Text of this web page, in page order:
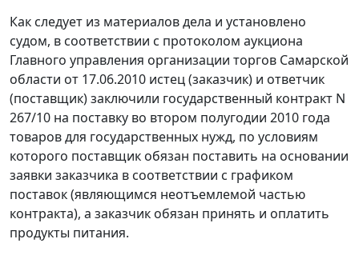
Как следует из материалов дела и установлено
судом, в соответствии с протоколом аукциона
Главного управления организации торгов Самарской
области от 17.06.2010 истец (заказчик) и ответчик
(поставщик) заключили государственный контракт N
267/10 на поставку во втором полугодии 2010 года
товаров для государственных нужд, по условиям
которого поставщик обязан поставить на основании
заявки заказчика в соответствии с графиком
поставок (являющимся неотъемлемой частью
контракта), а заказчик обязан принять и оплатить
продукты питания.